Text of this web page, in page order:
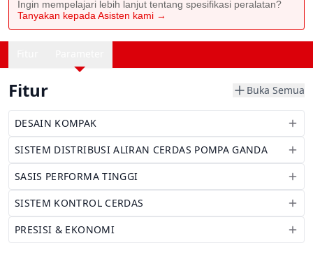
Ingin mempelajari lebih lanjut tentang spesifikasi peralatan?
Tanyakan kepada Asisten kami →
Fitur Buka Semua
DESAIN KOMPAK
SISTEM DISTRIBUSI ALIRAN CERDAS POMPA GANDA
SASIS PERFORMA TINGGI
SISTEM KONTROL CERDAS
PRESISI & EKONOMI